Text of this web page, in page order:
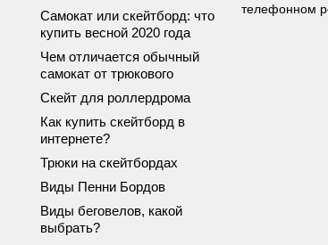
телефонном
Самокат или скейтборд: что
купить весной 2020 года
Чем отличается обычный
самокат от трюкового
Скейт для роллердрома
Как купить скейтборд в
интернете?
Трюки на скейтбордах
Виды Пенни Бордов
Виды беговелов, какой
выбрать?